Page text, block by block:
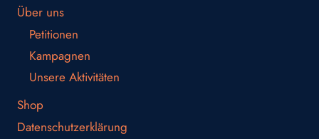
Über uns
Petitionen
Kampagnen
Unsere Aktivitäten
Shop
Datenschutzerklärung